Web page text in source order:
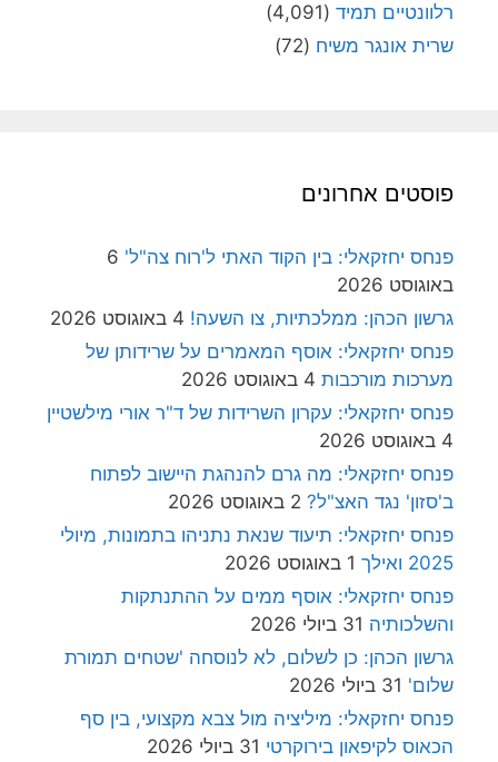
רלוונטיים תמיד (4,091)
שרית אונגר משיח (72)
פוסטים אחרונים
פנחס יחזקאלי: בין הקוד האתי ל'רוח צה"ל' 6
באוגוסט 2026
גרשון הכהן: ממלכתיות, צו השעה! 4 באוגוסט 2026
פנחס יחזקאלי: אוסף המאמרים על שרידותן של
מערכות מורכבות 4 באוגוסט 2026
פנחס יחזקאלי: עקרון השרידות של ד"ר אורי מילשטיין
4 באוגוסט 2026
פנחס יחזקאלי: מה גרם להנהגת היישוב לפתוח
ב'סזון' נגד האצ"ל? 2 באוגוסט 2026
פנחס יחזקאלי: תיעוד שנאת נתניהו בתמונות, מיולי
2025 ואילך
1 באוגוסט 2026
פנחס יחזקאלי: אוסף ממים על ההתנתקות
והשלכותיה 31 ביולי 2026
גרשון הכהן: כן לשלום, לא לנוסחה 'שטחים תמורת
שלום' 31 ביולי 2026
פנחס יחזקאלי: מיליציה מול צבא מקצועי, בין סף
הכאוס לקיפאון בירוקרטי 31 ביולי 2026